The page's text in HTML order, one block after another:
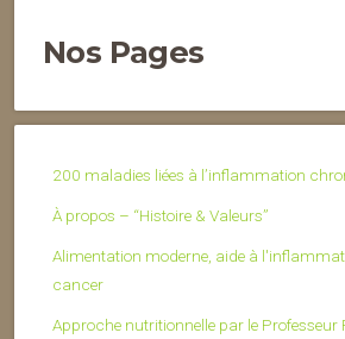
Nos Pages
200 maladies liées à l’inflammation
À propos – “Histoire & Valeurs”
Alimentation moderne, aide à
cancer
Approche nutritionnelle par le Professeur